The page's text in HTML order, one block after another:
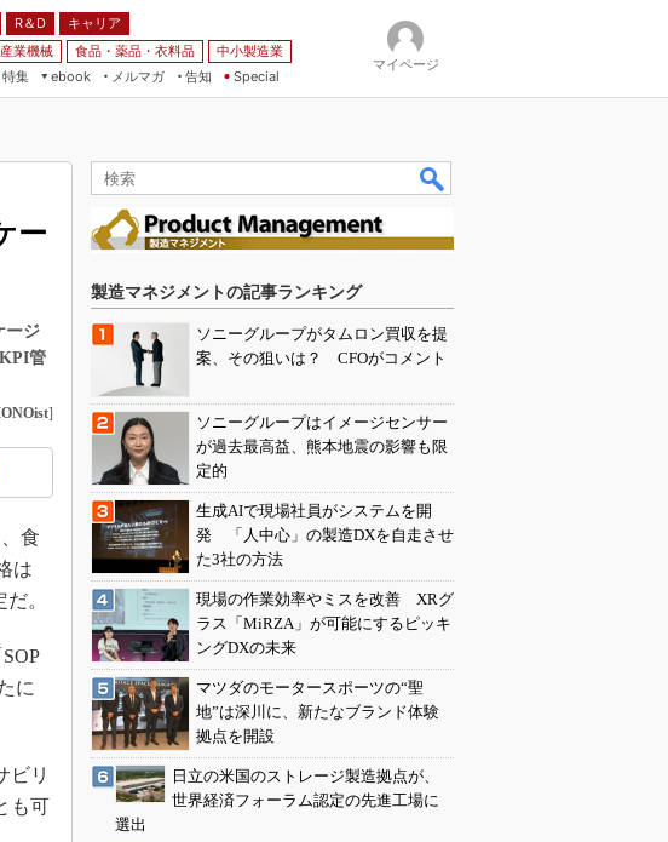
R＆D
キャリア
産業機械 食品・薬品・衣料品
中小製造業
特集
ebook
メルマガ
告知 Special
マイページ
ー
ージ
管
]
食
は
。
に
ビリ
も可
製造マネジメントの記事ランキング
ソニーグループがタムロン買収を提
案、その狙いは？ CFOがコメント
ソニーグループはイメージセンサー
が過去最高益、熊本地震の影響も限
定的
生成AIで現場社員がシステムを開
発 「人中心」の製造DXを自走させ
た3社の方法
現場の作業効率やミスを改善 XRグ
ラス「MiRZA」が可能にするピッキ
ングDXの未来
マツダのモータースポーツの“聖
地”は深川に、新たなブランド体験
拠点を開設
日立の米国のストレージ製造拠点が、
世界経済フォーラム認定の先進工場に
選出